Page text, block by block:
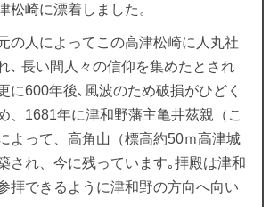
松崎に漂着しました。
の人によってこの高津松崎に人丸社
､ 長い間人々の信仰を集めたとされ
に600年後､風波のため破損がひどく
、1681年に津和野藩主亀井茲親（こ
よって、高角山（標高約50ｍ高津城
され、今に残っています｡拝殿は津和
拝できるように津和野の方向へ向い